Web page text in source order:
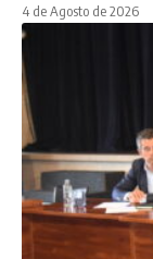
4 de Agosto de 2026